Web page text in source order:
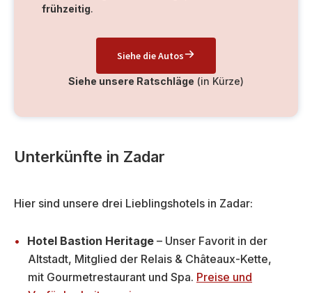
frühzeitig.
Siehe die Autos
Siehe unsere Ratschläge (in Kürze)
Unterkünfte in Zadar
Hier sind unsere drei Lieblingshotels in Zadar:
Hotel Bastion Heritage – Unser Favorit in der
Altstadt, Mitglied der Relais & Châteaux-Kette,
mit Gourmetrestaurant und Spa. Preise und